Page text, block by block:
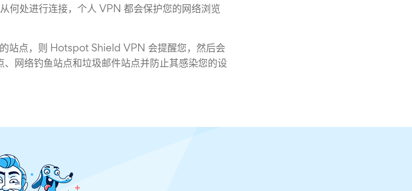
何处进行连接，个人 VPN 都会保护您的网络浏览
站点，则 Hotspot Shield VPN 会提醒您，然后会
网络钓鱼站点和垃圾邮件站点并防止其感染您的设